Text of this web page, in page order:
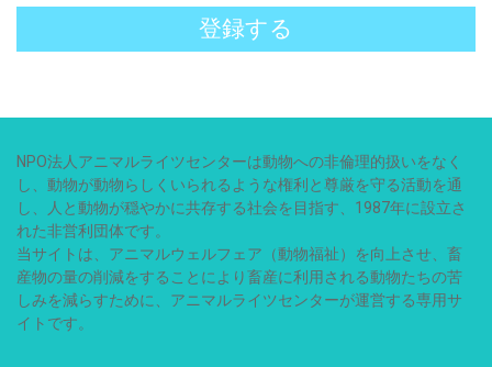
登録する
NPO法人アニマルライツセンターは動物への非倫理的扱いをなく
し、動物が動物らしくいられるような権利と尊厳を守る活動を通
し、人と動物が穏やかに共存する社会を目指す、1987年に設立さ
れた非営利団体です。
当サイトは、アニマルウェルフェア（動物福祉）を向上させ、畜
産物の量の削減をすることにより畜産に利用される動物たちの苦
しみを減らすために、アニマルライツセンターが運営する専用サ
イトです。